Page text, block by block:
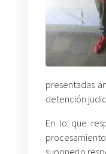
presentadas
detención
En lo que
suponerlo